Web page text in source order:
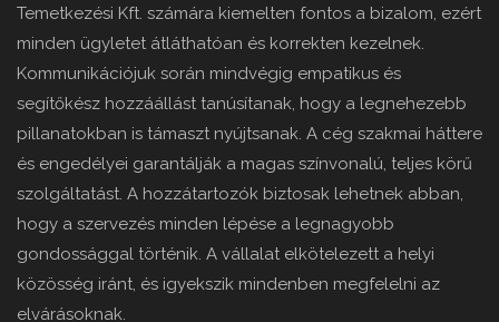
Temetkezési Kft. számára kiemelten fontos a bizalom, ezért
minden ügyletet átláthatóan és korrekten kezelnek.
Kommunikációjuk során mindvégig empatikus és
segítőkész hozzáállást tanúsítanak, hogy a legnehezebb
pillanatokban is támaszt nyújtsanak. A cég szakmai háttere
és engedélyei garantálják a magas színvonalú, teljes körű
szolgáltatást. A hozzátartozók biztosak lehetnek abban,
hogy a szervezés minden lépése a legnagyobb
gondossággal történik. A vállalat elkötelezett a helyi
közösség iránt, és igyekszik mindenben megfelelni az
elvárásoknak.